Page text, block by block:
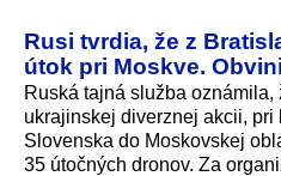
Rusi tvrdia, že z
útok pri Moskve.
Ruská tajná služba
ukrajinskej diverznej akcii, pri
Slovenska do Moskovskej
35 útočných dronov. Za